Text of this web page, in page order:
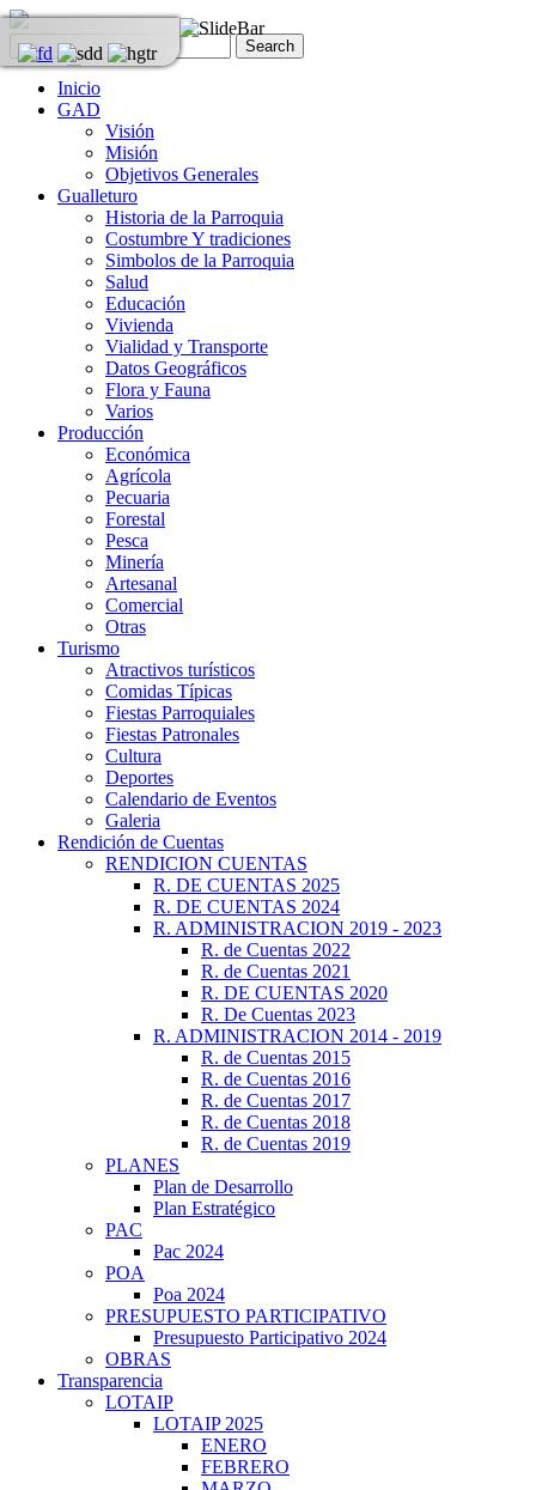
Inicio
GAD
Visión
Misión
Objetivos Generales
Gualleturo
Historia de la Parroquia
Costumbre Y tradiciones
Simbolos de la Parroquia
Salud
Educación
Vivienda
Vialidad y Transporte
Datos Geográficos
Flora y Fauna
Varios
Producción
Económica
Agrícola
Pecuaria
Forestal
Pesca
Minería
Artesanal
Comercial
Otras
Turismo
Atractivos turísticos
Comidas Típicas
Fiestas Parroquiales
Fiestas Patronales
Cultura
Deportes
Calendario de Eventos
Galeria
Rendición de Cuentas
RENDICION CUENTAS
R. DE CUENTAS 2025
R. DE CUENTAS 2024
R. ADMINISTRACION 2019 - 2023
R. de Cuentas 2022
R. de Cuentas 2021
R. DE CUENTAS 2020
R. De Cuentas 2023
R. ADMINISTRACION 2014 - 2019
R. de Cuentas 2015
R. de Cuentas 2016
R. de Cuentas 2017
R. de Cuentas 2018
R. de Cuentas 2019
PLANES
Plan de Desarrollo
Plan Estratégico
PAC
Pac 2024
POA
Poa 2024
PRESUPUESTO PARTICIPATIVO
Presupuesto Participativo 2024
OBRAS
Transparencia
LOTAIP
LOTAIP 2025
ENERO
FEBRERO